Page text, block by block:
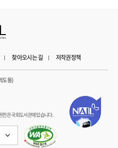
찾아오시는 길 저작권정책
도동)
한은 국회도서관에 있습니다.